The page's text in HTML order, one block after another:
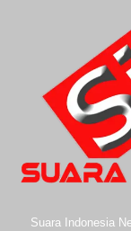
Suara Indonesia